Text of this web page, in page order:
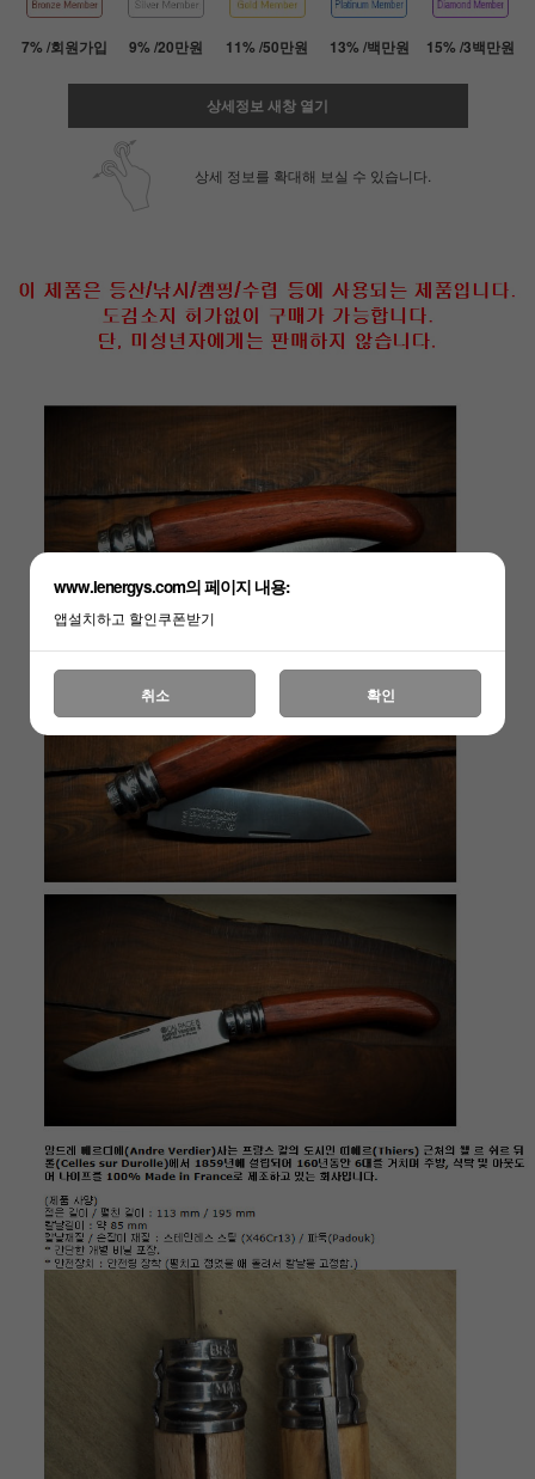
페이코 ID로 페
7% /회원가입 9% /20만원 11% /50만원 13% /백만원 15% /3백만원
상세정보 새창 열기
상세 정보를 확대해 보실 수 있습니다.
www.lenergys.com의 페이지 내용:
앱설치하고 할인쿠폰받기
취소 확인